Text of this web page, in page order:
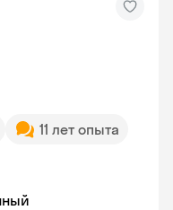
11 лет опыта